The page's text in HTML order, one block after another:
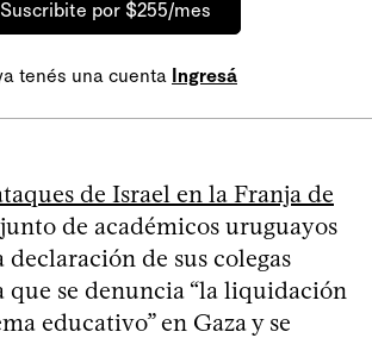
Suscribite por $255/mes
tenés una cuenta Ingresá
de Israel en la Franja de
de académicos uruguayos
de sus colegas
que se denuncia “la liquidación
educativo” en Gaza y se